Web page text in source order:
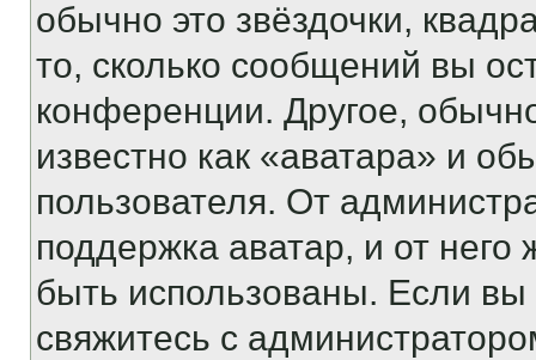
обычно это звёздочки,
то, сколько сообщений вы
конференции. Другое,
известно как «аватара» и
пользователя. От
поддержка аватар, и от него
быть использованы. Если
свяжитесь с